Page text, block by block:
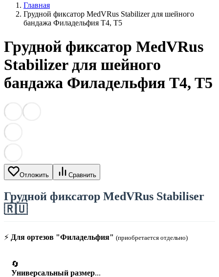
Главная
Грудной фиксатор MedVRus Stabilizer для шейного
бандажа Филадельфия T4, T5
Грудной фиксатор MedVRus
Stabilizer для шейного
бандажа Филадельфия T4, T5
Отложить Сравнить
Грудной фиксатор MedVRus Stabiliser
🇷🇺
⚡ Для ортезов "Филадельфия" (приобретается отдельно)
🔄
Универсальный размер...